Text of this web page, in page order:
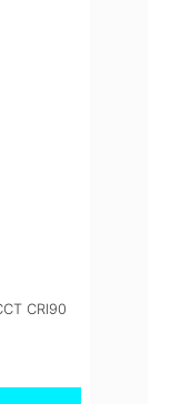
CRI90